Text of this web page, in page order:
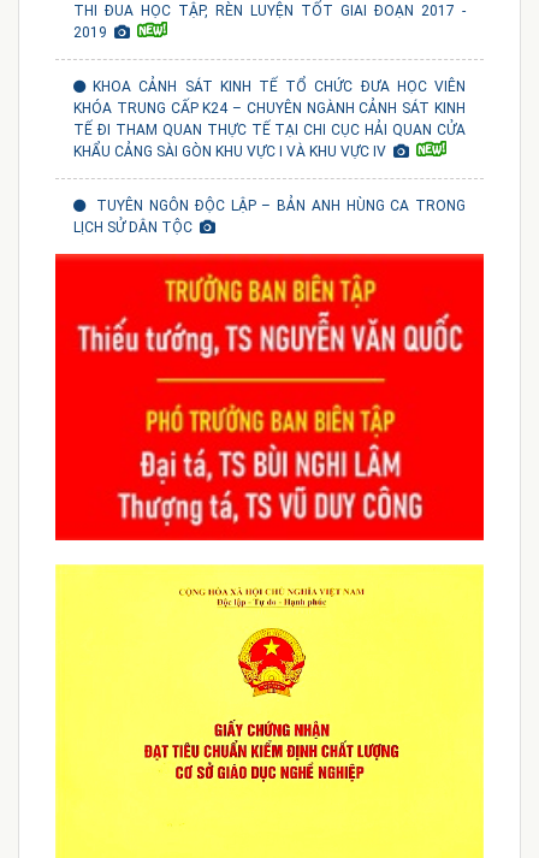
THI ĐUA HỌC TẬP, RÈN LUYỆN TỐT GIAI ĐOẠN 2017 -
2019
KHOA CẢNH SÁT KINH TẾ TỔ CHỨC ĐƯA HỌC VIÊN
KHÓA TRUNG CẤP K24 – CHUYÊN NGÀNH CẢNH SÁT KINH
TẾ ĐI THAM QUAN THỰC TẾ TẠI CHI CỤC HẢI QUAN CỬA
KHẨU CẢNG SÀI GÒN KHU VỰC I VÀ KHU VỰC IV
TUYÊN NGÔN ĐỘC LẬP – BẢN ANH HÙNG CA TRONG
LỊCH SỬ DÂN TỘC